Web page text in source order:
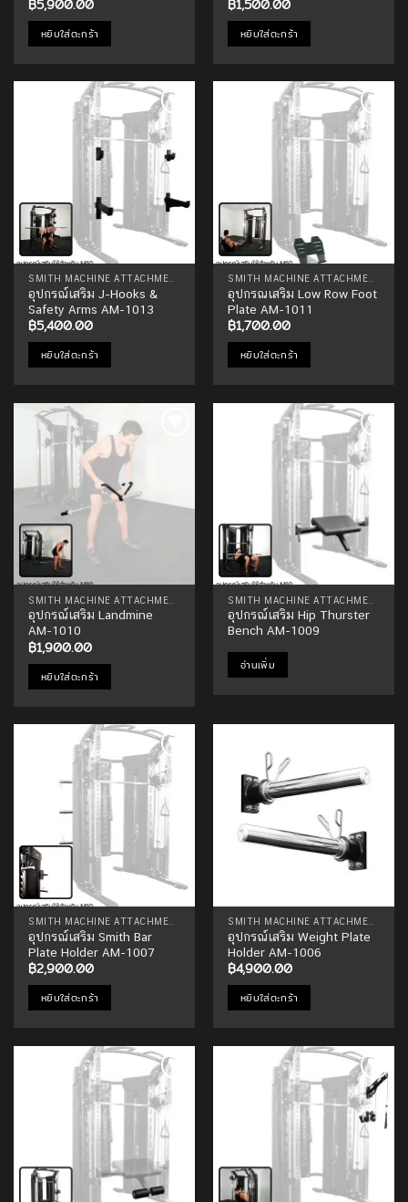
฿5,900.00
หยิบใส่ตะกร้า
฿1,500.00
หยิบใส่ตะกร้า
Add to
Wishlist
อุปกรณ์เสริม J-Hooks &
Safety Arms AM-1013
฿5,400.00
หยิบใส่ตะกร้า
Add to
Wishlist
อุปกรณเสริม Low Row Foot
Plate AM-1011
฿1,700.00
หยิบใส่ตะกร้า
อุปกรณ์เสริม Landmine
AM-1010
฿1,900.00
หยิบใส่ตะกร้า
Add to
Wishlist
อุปกรณ์เสริม Hip Thurster
Bench AM-1009
อ่านเพิ่ม
Add to
Wishlist
อุปกรณ์เสริม Smith Bar
Plate Holder AM-1007
฿2,900.00
หยิบใส่ตะกร้า
Add to
Wishlist
อุปกรณ์เสริม Weight Plate
Holder AM-1006
฿4,900.00
หยิบใส่ตะกร้า
Add to
Wishlist
Add to
Wishlist